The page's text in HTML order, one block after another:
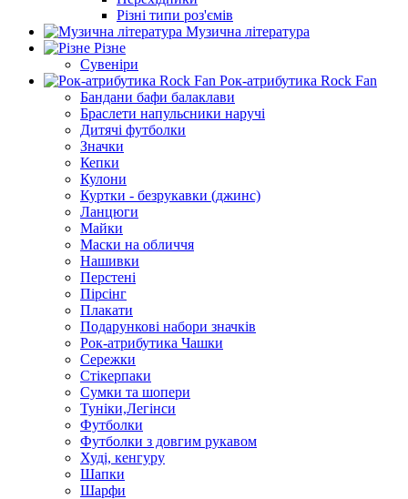
Різні типи роз'ємів
Музична література
Різне
Сувеніри
Рок-атрибутика Rock Fan
Бандани бафи балаклави
Браслети напульсники наручі
Дитячі футболки
Значки
Кепки
Кулони
Куртки - безрукавки (джинс)
Ланцюги
Майки
Маски на обличчя
Нашивки
Перстені
Пірсінг
Плакати
Подарункові набори значків
Рок-атрибутика Чашки
Сережки
Стікерпаки
Сумки та шопери
Туніки,Легінси
Футболки
Футболки з довгим рукавом
Худі, кенгуру
Шапки
Шарфи